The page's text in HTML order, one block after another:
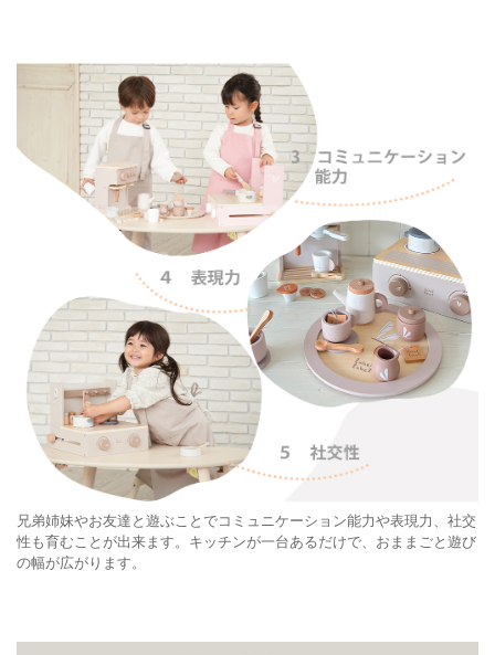
兄弟姉妹やお友達と遊ぶことでコミュニケーション能力や表現力、社交
性も育むことが出来ます。キッチンが一台あるだけで、おままごと遊び
の幅が広がります。